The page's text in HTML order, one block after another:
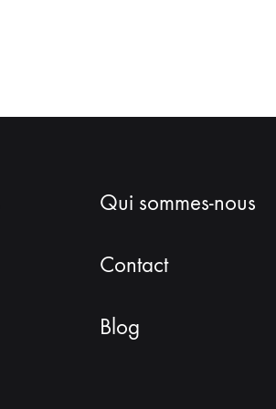
Qui sommes-nous
Contact
Blog